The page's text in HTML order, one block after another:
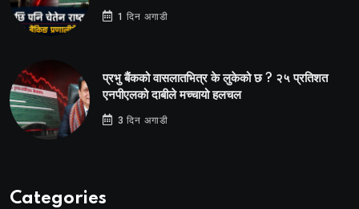
1 दिन अगाडी
प्रभु बैंकको वासलातभित्र के लुकेको छ ? २५ प्रतिशत
एनपीएलको दाबीले मच्चायो हलचल
3 दिन अगाडी
Categories